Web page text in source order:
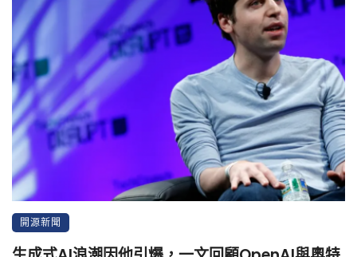
開源新聞